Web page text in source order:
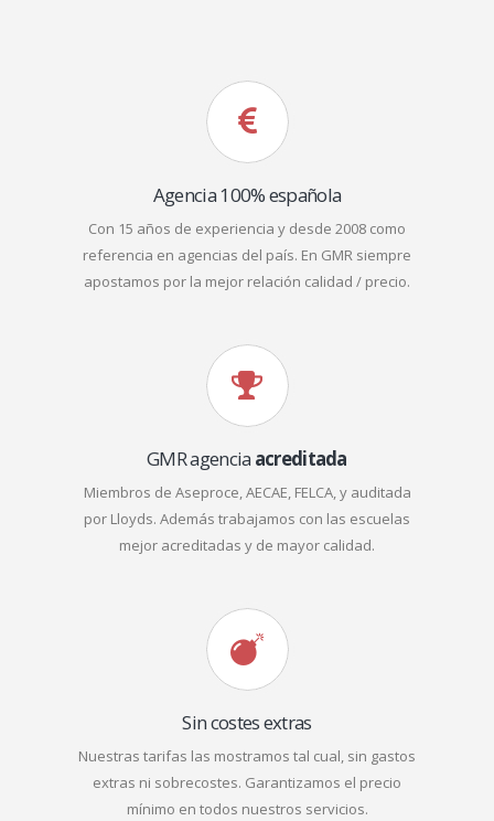
Agencia 100% española
Con 15 años de experiencia y desde 2008 como
referencia en agencias del país. En GMR siempre
apostamos por la mejor relación calidad / precio.
GMR agencia acreditada
Miembros de Aseproce, AECAE, FELCA, y auditada
por Lloyds. Además trabajamos con las escuelas
mejor acreditadas y de mayor calidad.
Sin costes extras
Nuestras tarifas las mostramos tal cual, sin gastos
extras ni sobrecostes. Garantizamos el precio
mínimo en todos nuestros servicios.